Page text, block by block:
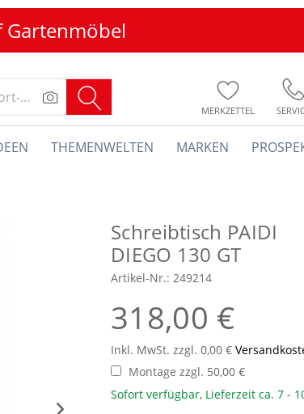
Gartenmöbel
MERKZETTEL
THEMENWELTEN MARKEN
Schreibtisch PAIDI
DIEGO 130 GT
Artikel-Nr.: 249214
318,00 €
Inkl. MwSt. zzgl. 0,00 €
Sofort verfügbar, Lieferzeit ca. 7 -
Montage zzgl. 50,00 €